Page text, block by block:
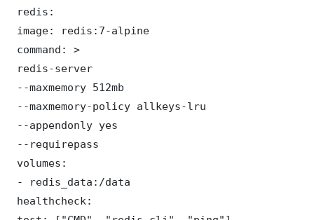
redis:
image: redis:7-alpine
command: >
redis-server
--maxmemory 512mb
--maxmemory-policy allkeys-lru
--appendonly yes
--requirepass
volumes:
- redis_data:/data
healthcheck: